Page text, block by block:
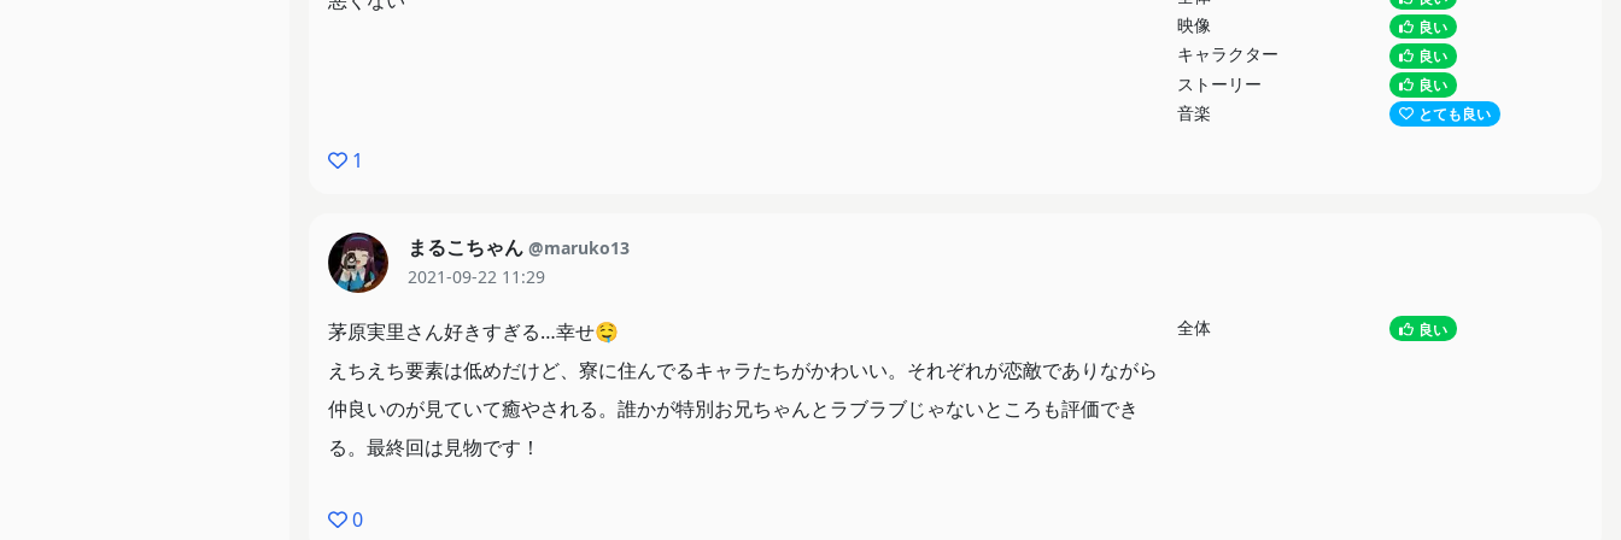
映像 良い
キャラクター 良い
ストーリー 良い
音楽 とても良い
1
まるこちゃん @maruko13
2021-09-22 11:29
全体 良い
茅原実里さん好きすぎる…幸せ🤤
えちえち要素は低めだけど、寮に住んでるキャラたちがかわいい。それぞれが恋敵でありながら
仲良いのが見ていて癒やされる。誰かが特別お兄ちゃんとラブラブじゃないところも評価でき
る。最終回は見物です！
0